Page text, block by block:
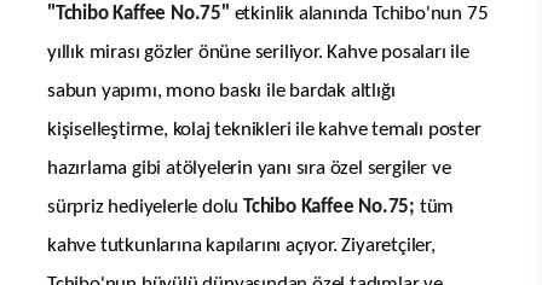
"Tchibo Kaffee No.75" etkinlik alanında Tchibo'nun 75
yıllık mirası gözler önüne seriliyor. Kahve posaları ile
sabun yapımı, mono baskı ile bardak altlığı
kişiselleştirme, kolaj teknikleri ile kahve temalı poster
hazırlama gibi atölyelerin yanı sıra özel sergiler ve
sürpriz hediyelerle doluTchibo Kaffee No.75; tüm
kahve tutkunlarına kapılarını açıyor. Ziyaretçiler,